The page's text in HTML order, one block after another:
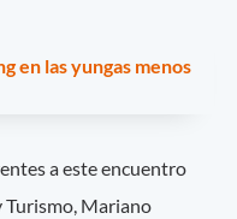
en las yungas menos
a este encuentro
Turismo, Mariano